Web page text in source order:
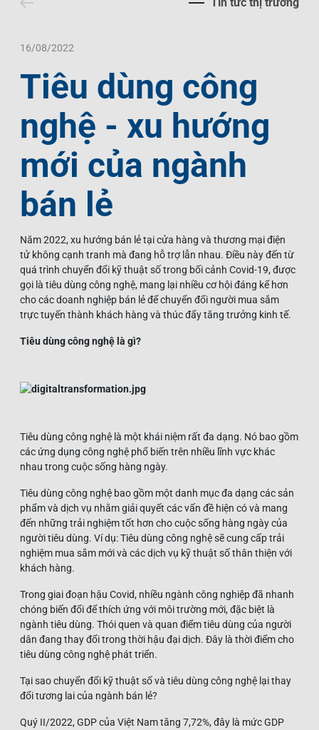
Tin Đầu Tư Tại Việt Nam
Thông Cáo Báo Chí
Ngôn Ngữ
VI
16/08/2022
Tiêu dùng công
nghệ - xu hướng
mới của ngành
bán lẻ
Năm 2022, xu hướng bán lẻ tại cửa hàng và thương mại điện
tử không cạnh tranh mà đang hỗ trợ lẫn nhau. Điều này đến từ
quá trình chuyển đổi kỹ thuật số trong bối cảnh Covid-19, được
gọi là tiêu dùng công nghệ, mang lại nhiều cơ hội đáng kể hơn
cho các doanh nghiệp bán lẻ để chuyển đổi người mua sắm
trực tuyến thành khách hàng và thúc đẩy tăng trưởng kinh tế.
Tiêu dùng công nghệ là gì?
Tiêu dùng công nghệ là một khái niệm rất đa dạng. Nó bao gồm
các ứng dụng công nghệ phổ biến trên nhiều lĩnh vực khác
nhau trong cuộc sống hàng ngày.
Tiêu dùng công nghệ bao gồm một danh mục đa dạng các sản
phẩm và dịch vụ nhằm giải quyết các vấn đề hiện có và mang
đến những trải nghiệm tốt hơn cho cuộc sống hàng ngày của
người tiêu dùng. Ví dụ: Tiêu dùng công nghệ sẽ cung cấp trải
nghiệm mua sắm mới và các dịch vụ kỹ thuật số thân thiện với
khách hàng.
Trong giai đoạn hậu Covid, nhiều ngành công nghiệp đã nhanh
chóng biến đổi để thích ứng với môi trường mới, đặc biệt là
ngành tiêu dùng. Thói quen và quan điểm tiêu dùng của người
dân đang thay đổi trong thời hậu đại dịch. Đây là thời điểm cho
tiêu dùng công nghệ phát triển.
Tại sao chuyển đổi kỹ thuật số và tiêu dùng công nghệ lại thay
đổi tương lai của ngành bán lẻ?
Quý II/2022, GDP của Việt Nam tăng 7,72%, đây là mức GDP